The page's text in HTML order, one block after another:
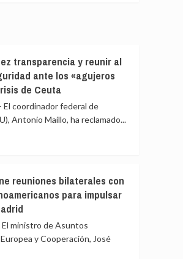
transparencia y reunir al
ante los «agujeros
de Ceuta
El coordinador federal de
Antonio Maíllo, ha reclamado...
reuniones bilaterales con
para impulsar
ministro de Asuntos
y Cooperación, José